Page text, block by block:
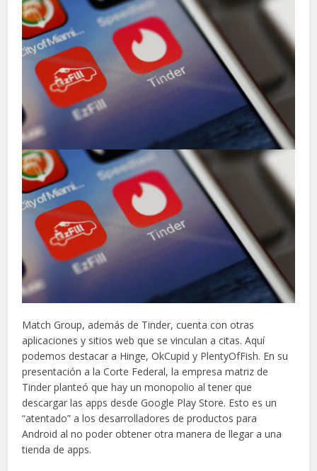
Match Group, además de Tinder, cuenta con otras
aplicaciones y sitios web que se vinculan a citas. Aquí
podemos destacar a Hinge, OkCupid y PlentyOfFish. En su
presentación a la Corte Federal, la empresa matriz de
Tinder planteó que hay un monopolio al tener que
descargar las apps desde Google Play Store. Esto es un
“atentado” a los desarrolladores de productos para
Android al no poder obtener otra manera de llegar a una
tienda de apps.